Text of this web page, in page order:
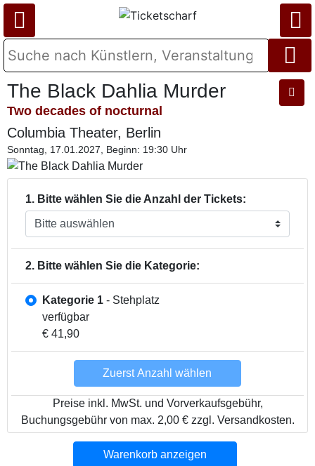
The Black Dahlia Murder
Two decades of nocturnal
Columbia Theater, Berlin
Sonntag, 17.01.2027, Beginn: 19:30 Uhr
1. Bitte wählen Sie die Anzahl der Tickets:
2. Bitte wählen Sie die Kategorie:
Kategorie 1 - Stehplatz
verfügbar
€ 41,90
Zuerst Anzahl wählen
Preise inkl. MwSt. und Vorverkaufsgebühr,
Buchungsgebühr von max. 2,00 € zzgl. Versandkosten.
Warenkorb anzeigen